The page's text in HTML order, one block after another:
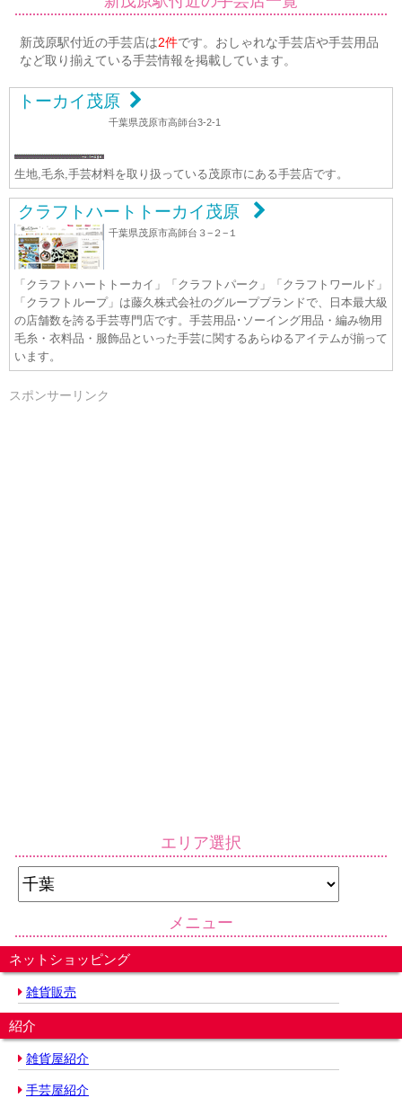
新茂原駅付近の手芸店は2件です。おしゃれな手芸店や手芸用品
など取り揃えている手芸情報を掲載しています。
トーカイ茂原
千葉県茂原市高師台3-2-1
生地,毛糸,手芸材料を取り扱っている茂原市にある手芸店です。
クラフトハートトーカイ茂原
千葉県茂原市高師台３−２−１
「クラフトハートトーカイ」「クラフトパーク」「クラフトワールド」
「クラフトループ」は藤久株式会社のグループブランドで、日本最大級
の店舗数を誇る手芸専門店です。手芸用品･ソーイング用品・編み物用
毛糸・衣料品・服飾品といった手芸に関するあらゆるアイテムが揃って
います。
スポンサーリンク
エリア選択
メニュー
ネットショッピング
雑貨販売
紹介
雑貨屋紹介
手芸屋紹介